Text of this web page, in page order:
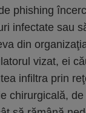
phishing
infectate sau
din
vizat, ei
infiltra prin
chirurgicală,